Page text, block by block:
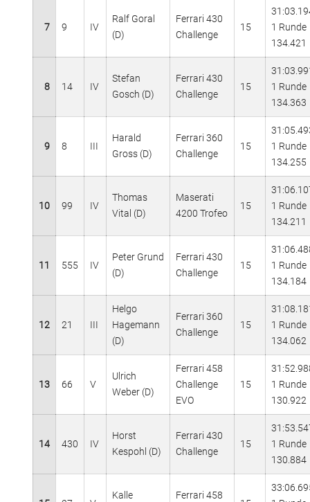
7 9 IV
Ralf Goral
(D)
Ferrari 430
Challenge
15
1 Runde
134.421
8 14 IV
Stefan
Gosch (D)
Ferrari 430
Challenge
15
1 Runde
134.363
9 8 III
Harald
Gross (D)
Ferrari 360
Challenge
15
1 Runde
134.255
10 99 IV
Thomas
Vital (D)
Maserati
4200 Trofeo
15
1 Runde
134.211
11 555 IV
Peter Grund
(D)
Ferrari 430
Challenge
15
1 Runde
134.184
12 21 III
Helgo
Hagemann
(D)
Ferrari 360
Challenge
15
1 Runde
134.062
13 66 V
Ulrich
Weber (D)
Ferrari 458
Challenge
EVO
15
1 Runde
130.922
14 430 IV
Horst
Kespohl (D)
Ferrari 430
Challenge
15
1 Runde
130.884
Kalle Ferrari 458